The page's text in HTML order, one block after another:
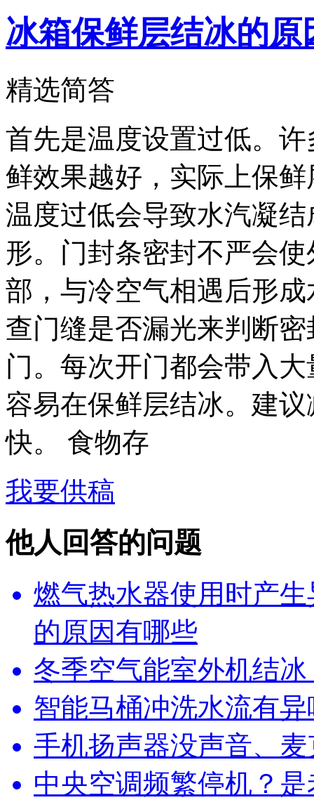
冰箱保鲜层结冰的原
精选简答
首先是温度设置过低。
鲜效果越好，实际上保
温度过低会导致水汽凝
形。门封条密封不严会
部，与冷空气相遇后形
查门缝是否漏光来判断
门。每次开门都会带入
容易在保鲜层结冰。建
快。 食物存
我要供稿
他人回答的问题
燃气热水器使用时产
的原因有哪些
冬季空气能室外机结
智能马桶冲洗水流有
手机扬声器没声音、
中央空调频繁停机？